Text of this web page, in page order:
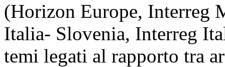
(Horizon Europe, Interreg
Italia- Slovenia, Interreg
temi legati al rapporto tra